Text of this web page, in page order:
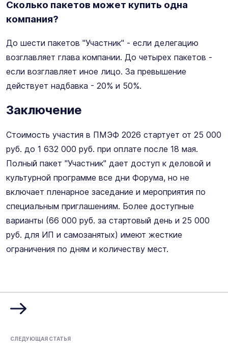
Сколько пакетов может купить одна
компания?
До шести пакетов "Участник" - если делегацию
возглавляет глава компании. До четырех пакетов -
если возглавляет иное лицо. За превышение
действует надбавка - 20% и 50%.
Заключение
Стоимость участия в ПМЭФ 2026 стартует от 25 000
руб. до 1 632 000 руб. при оплате после 18 мая.
Полный пакет "Участник" дает доступ к деловой и
культурной программе все дни Форума, но не
включает пленарное заседание и мероприятия по
специальным приглашениям. Более доступные
варианты (66 000 руб. за стартовый день и 25 000
руб. для ИП и самозанятых) имеют жесткие
ограничения по дням и количеству мест.
СЛЕДУЮЩАЯ СТАТЬЯ